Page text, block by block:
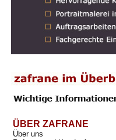
ÜBER ZAFRANE
Über uns